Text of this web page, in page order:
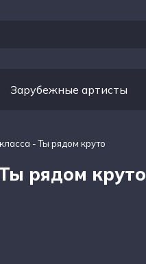
Зарубежные артисты
- Ты рядом круто
рядом круто